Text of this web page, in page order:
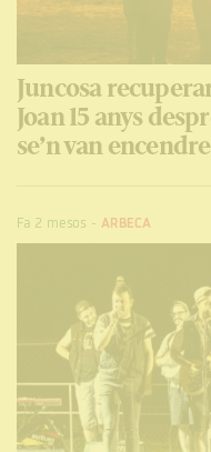
Juncosa
Joan 15 anys
se’n van encendre
Fa 2 mesos - ARBECA